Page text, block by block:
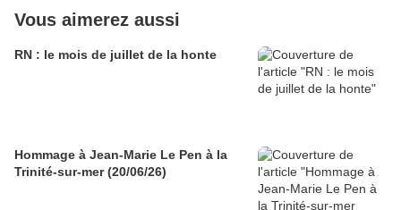
Vous aimerez aussi
RN : le mois de juillet de la honte
Hommage à Jean-Marie Le Pen à la
Trinité-sur-mer (20/06/26)